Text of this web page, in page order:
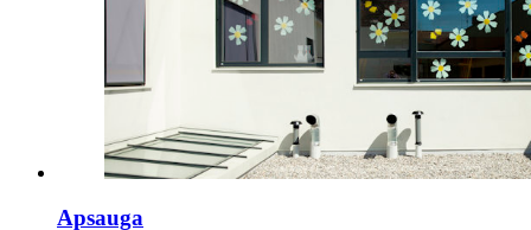
Apsauga